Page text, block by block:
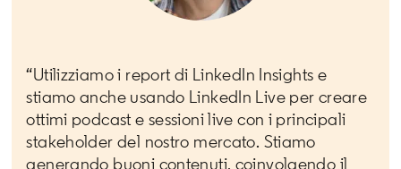
“Utilizziamo i report di LinkedIn Insights e
stiamo anche usando LinkedIn Live per creare
ottimi podcast e sessioni live con i principali
stakeholder del nostro mercato. Stiamo
generando buoni contenuti, coinvolgendo il